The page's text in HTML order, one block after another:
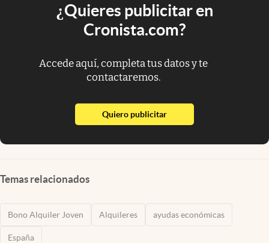
¿Quieres publicitar en
Cronista.com?
Accede aquí, completa tus datos y te
contactaremos.
Quiero publicitarabre en nueva pestaña
Temas relacionados
Bono Alquiler Joven Alquileres ayudas económicas
España